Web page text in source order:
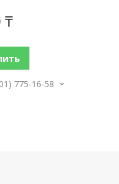
₸
775-16-58